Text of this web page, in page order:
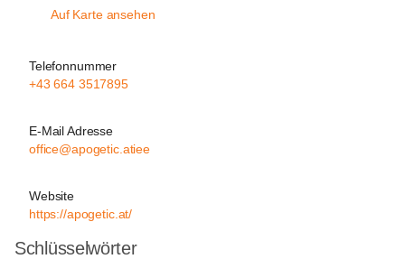
Auf Karte ansehen
Telefonnummer
+43 664 3517895
E-Mail Adresse
office@apogetic.atiee
Website
https://apogetic.at/
Schlüsselwörter